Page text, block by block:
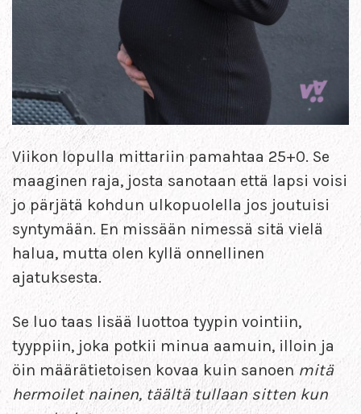
Viikon lopulla mittariin pamahtaa 25+0. Se
maaginen raja, josta sanotaan että lapsi voisi
jo pärjätä kohdun ulkopuolella jos joutuisi
syntymään. En missään nimessä sitä vielä
halua, mutta olen kyllä onnellinen
ajatuksesta.
Se luo taas lisää luottoa tyypin vointiin,
tyyppiin, joka potkii minua aamuin, illoin ja
öin määrätietoisen kovaa kuin sanoen mitä
hermoilet nainen, täältä tullaan sitten kun